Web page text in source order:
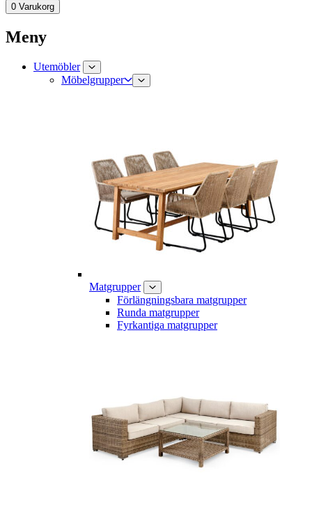
0 Varukorg
Meny
Utemöbler
Möbelgrupper
Matgrupper
Förlängningsbara matgrupper
Runda matgrupper
Fyrkantiga matgrupper